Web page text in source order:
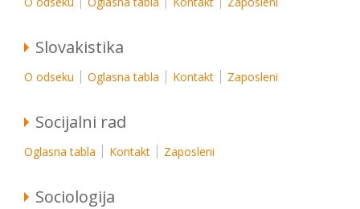
Slovakistika
O odseku Oglasna tabla Kontakt Zaposleni
Socijalni rad
Oglasna tabla Kontakt Zaposleni
Sociologija